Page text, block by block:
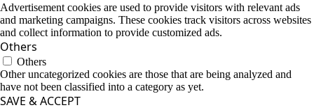
Advertisement cookies are used to provide visitors with relevant ads
and marketing campaigns. These cookies track visitors across websites
and collect information to provide customized ads.
Others
Others
Other uncategorized cookies are those that are being analyzed and
have not been classified into a category as yet.
SAVE & ACCEPT